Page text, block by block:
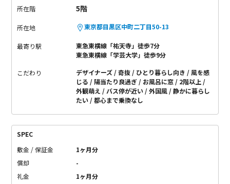
所在階 5階
所在地 東京都目黒区中町二丁目50-13
最寄り駅
東急東横線「祐天寺」徒歩7分
東急東横線「学芸大学」徒歩9分
こだわり デザイナーズ 奇抜 ひとり暮らし向き
風を感
じる
陽当たり良過ぎ お風呂に窓
2階以上
外観萌え
バス停が近い 外国風
静かに暮らし
たい
都心まで乗換なし
SPEC
敷金 / 保証金
1ヶ月分
償却
-
礼金
1ヶ月分